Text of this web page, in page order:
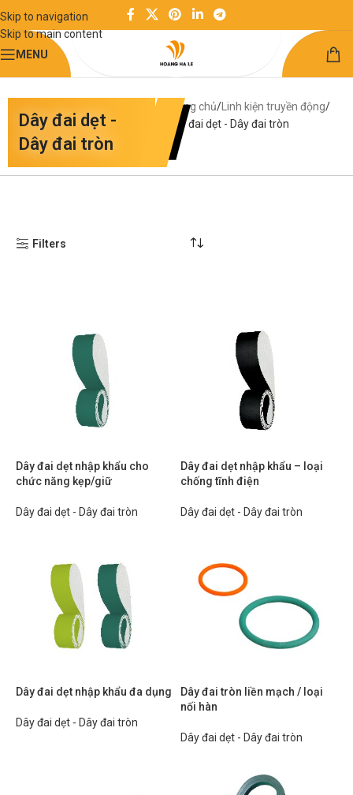
Skip to navigation
Skip to main content
MENU
Dây đai dẹt -
Dây đai tròn
Trang chủ
Linh kiện truyền động
Dây đai dẹt - Dây đai tròn
Filters
Dây đai dẹt nhập khẩu cho
chức năng kẹp/giữ
Dây đai dẹt - Dây đai tròn
Dây đai dẹt nhập khẩu – loại
chống tĩnh điện
Dây đai dẹt - Dây đai tròn
Dây đai dẹt nhập khẩu đa dụng
Dây đai dẹt - Dây đai tròn
Dây đai tròn liền mạch / loại
nối hàn
Dây đai dẹt - Dây đai tròn